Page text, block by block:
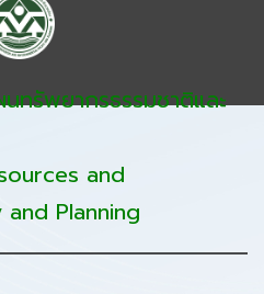
ทรัพยากรธรรมชาติและ
and
Planning